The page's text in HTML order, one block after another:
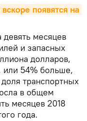
появятся на
месяцев
и запасных
долларов,
или 54% больше,
транспортных
в общем
месяцев 2018
года.